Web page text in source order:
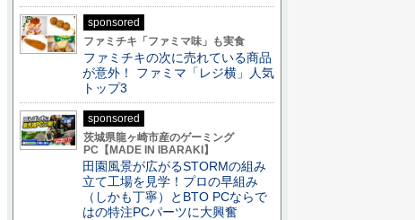
sponsored
ファミチキ「ファミマ味」も実食
ファミチキの次に売れている商品
が意外！ ファミマ「レジ横」人気
トップ3
sponsored
茨城県龍ヶ崎市産のゲーミング
PC【MADE IN IBARAKI】
田園風景が広がるSTORMの組み
立て工場を見学！プロの早組み
（しかも丁寧）とBTO PCならで
はの特注PCパーツに大興奮